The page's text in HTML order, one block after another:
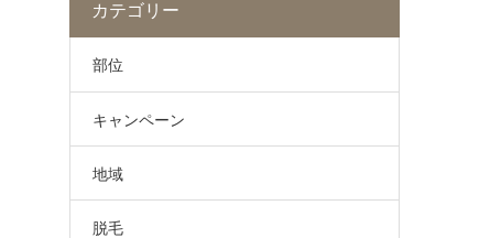
カテゴリー
部位
キャンペーン
地域
脱毛